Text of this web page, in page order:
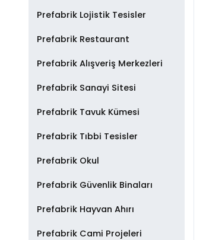
Prefabrik Lojistik Tesisler
Prefabrik Restaurant
Prefabrik Alışveriş Merkezleri
Prefabrik Sanayi Sitesi
Prefabrik Tavuk Kümesi
Prefabrik Tıbbi Tesisler
Prefabrik Okul
Prefabrik Güvenlik Binaları
Prefabrik Hayvan Ahırı
Prefabrik Cami Projeleri